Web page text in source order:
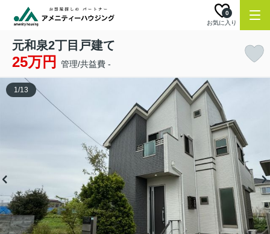
お気に入り
0
元和泉2丁目戸建て
25万円 管理/共益費 -
1/13